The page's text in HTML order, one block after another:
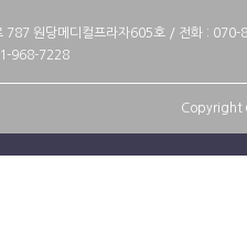
787 원당메디컬프라자605호 / 전화 :
968-7228